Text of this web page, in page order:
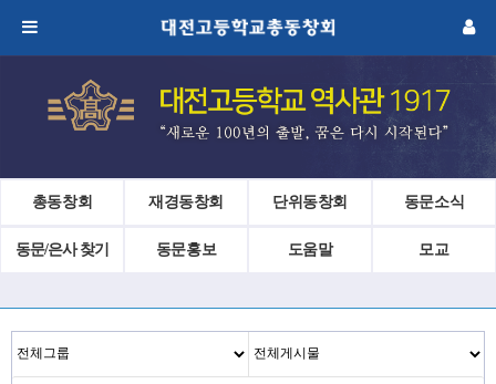
총동창회 재경동창회 단위동창회 동문소식
동문/은사 찾기 동문홍보 도움말 모교